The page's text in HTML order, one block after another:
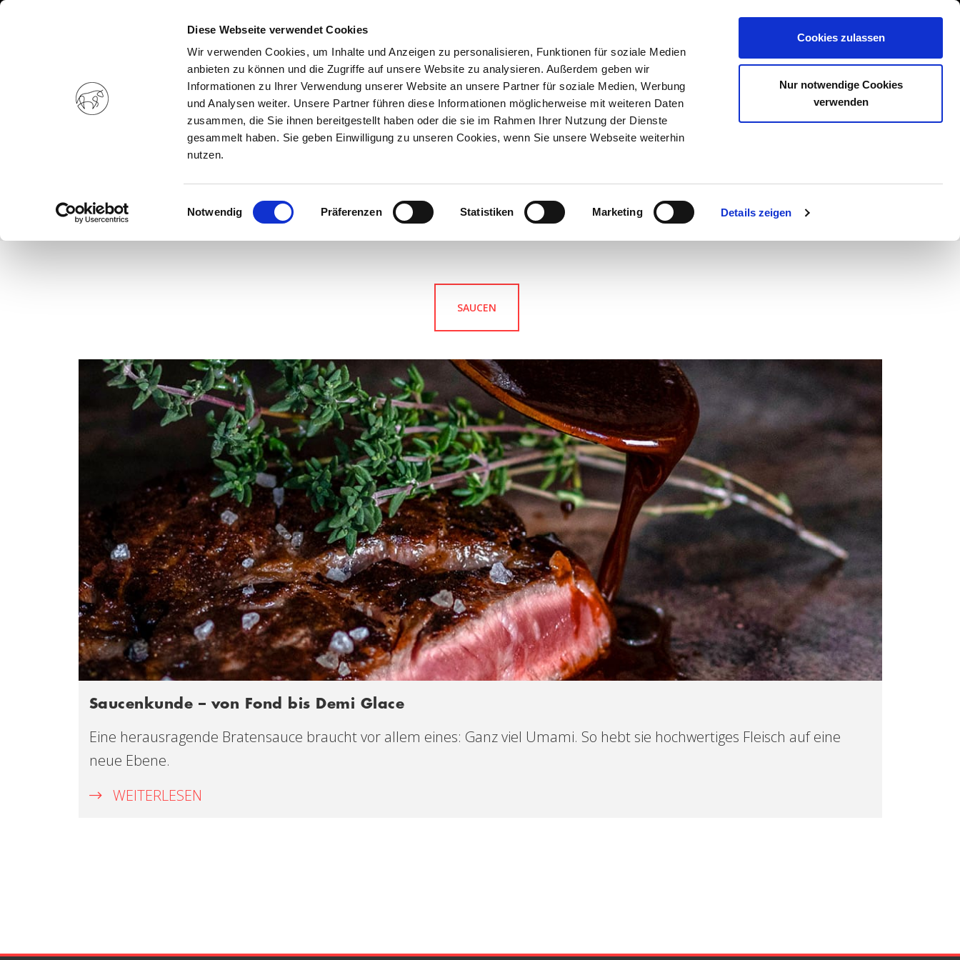
Diese Webseite verwendet Cookies
Wir verwenden Cookies, um Inhalte und Anzeigen zu personalisieren, Funktionen für soziale Medien
anbieten zu können und die Zugriffe auf unsere Website zu analysieren. Außerdem geben wir
Informationen zu Ihrer Verwendung unserer Website an unsere Partner für soziale Medien, Werbung
und Analysen weiter. Unsere Partner führen diese Informationen möglicherweise mit weiteren Daten
zusammen, die Sie ihnen bereitgestellt haben oder die sie im Rahmen Ihrer Nutzung der Dienste
gesammelt haben. Sie geben Einwilligung zu unseren Cookies, wenn Sie unsere Webseite weiterhin
nutzen.
Einwilligungsauswahl
Notwendig Präferenzen Statistiken Marketing Details zeigen
Cookies zulassen
Nur notwendige Cookies
verwenden
HOME MAGAZIN SHOP
SAUCEN
Saucenkunde – von Fond bis Demi Glace
Eine herausragende Bratensauce braucht vor allem eines: Ganz viel Umami. So hebt sie hochwertiges Fleisch auf eine
neue Ebene.
WEITERLESEN